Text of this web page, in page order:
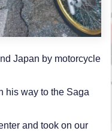
Japan by motorcycle
his way to the Saga
and took on our